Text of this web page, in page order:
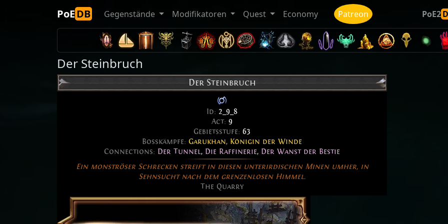
PoEDB Gegenstände Modifikatoren Quest Economy Patreon PoE2
Der Steinbruch
Der Steinbruch
Id: 2_9_8
Act: 9
Gebietsstufe: 63
Bosskämpfe: Garukhan, Königin der Winde
Connections: Der Tunnel, Die Raffinerie, Der Wanst der Bestie
Ein monströser Schrecken streift in diesen unterirdischen Minen umher, in
Sehnsucht nach dem grenzenlosen Himmel.
The Quarry